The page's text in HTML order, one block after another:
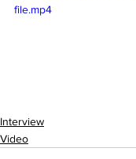
file.mp4
Interview
Video